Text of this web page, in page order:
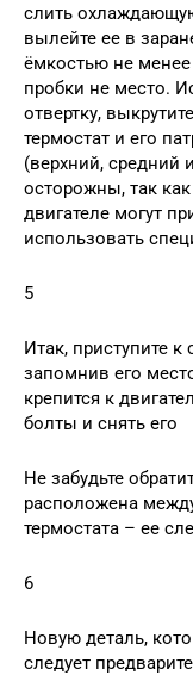
слить
вылейте ее в
ёмкостью не менее
пробки не место.
отвертку,
термостат и его
(верхний, средний
осторожны, так
двигателе могут
использовать
5
Итак, приступите к
запомнив его
крепится к
болты и снять его
Не забудьте
расположена
термостата – ее
6
Новую деталь,
следует